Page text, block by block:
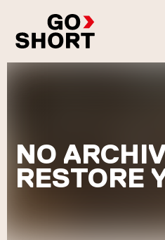
NO
RESTORE